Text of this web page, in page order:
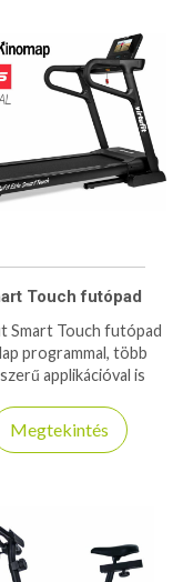
Touch futópad
Smart Touch futópad
programmal, több
applikációval is
bír!
Megtekintés